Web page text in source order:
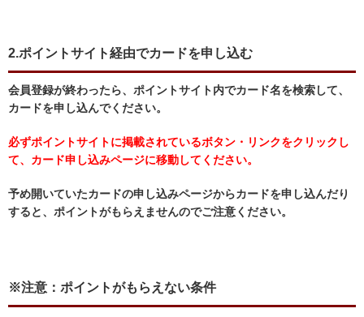
2.ポイントサイト経由でカードを申し込む
会員登録が終わったら、ポイントサイト内でカード名を検索して、
カードを申し込んでください。
必ずポイントサイトに掲載されているボタン・リンクをクリックし
て、カード申し込みページに移動してください。
予め開いていたカードの申し込みページからカードを申し込んだり
すると、ポイントがもらえませんのでご注意ください。
※注意：ポイントがもらえない条件